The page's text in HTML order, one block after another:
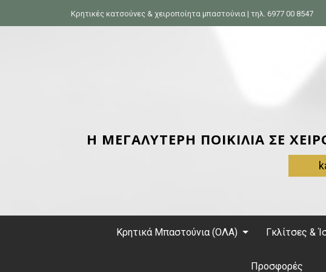
Κρητικές κατσούνες & χειροποίητα μπαστούνια | τηλ. 6977 00 8547
Η ΜΕΓΑΛΥΤΕΡΗ ΠΟΙΚΙΛΙΑ ΣΕ
Κρητικά Μπαστούνια (ΟΛΑ) Γκλίτσες &
Προσφορές